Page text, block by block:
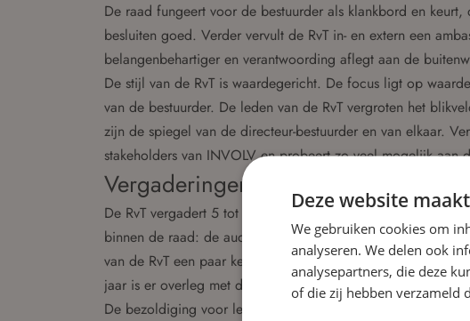
De raad fungeert voor de bestuurder als klankbord en
besluiten goed. Verder vervult de RvT in- en extern een
belangenbehartiger en verantwoording aflegt aan de
De stijl van de RvT is waardegericht. De focus ligt op
van de bestuurder. De leden van de RvT vergroten het
zijn de spiegel van de directeur-bestuurder en van elkaar.
stakeholders van INVOLV en probeert zo veel mogelijk aan
Vergaderingen en commissies
De RvT vergadert 5 tot 6 keer per jaar. Op dit moment kent
binnen de raad: de auditcommissie, de
van de RvT een paar keer per jaar bijeenkomsten voor
jaar is er overleg met de personeelsvertegenwoordiging.
De bezoldiging voor leden van de RvT is vastgesteld op
Deze website
We gebruiken cookies om
analyseren. We delen ook
analysepartners, die deze
of die zij hebben verzameld